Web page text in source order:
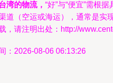
湾的物流， “好”与“便宜”需根
道（空运或海运），通常是实
，请注明出处：http://
：2026-08-06 06:13:26